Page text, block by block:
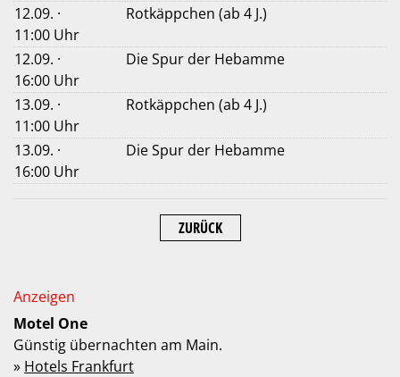
12.09. ·
11:00 Uhr
Rotkäppchen (ab 4 J.)
12.09. ·
16:00 Uhr
Die Spur der Hebamme
13.09. ·
11:00 Uhr
Rotkäppchen (ab 4 J.)
13.09. ·
16:00 Uhr
Die Spur der Hebamme
ZURÜCK
Motel One
Günstig übernachten am Main.
» Hotels Frankfurt